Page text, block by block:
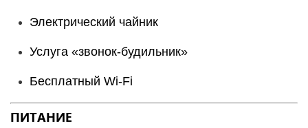
Электрический чайник
Услуга «звонок-будильник»
Бесплатный Wi-Fi
ПИТАНИЕ